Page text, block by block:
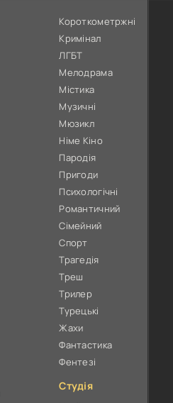
Короткометржні
Кримінал
ЛГБТ
Мелодрама
Містика
Музичні
Мюзикл
Німе Кіно
Пародія
Пригоди
Психологічні
Романтичний
Сімейний
Спорт
Трагедія
Треш
Трилер
Турецькі
Жахи
Фантастика
Фентезі
Студія